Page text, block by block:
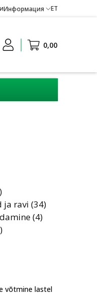
Информация ET
0,00
ja ravi (34)
(4)
võtmine lastel